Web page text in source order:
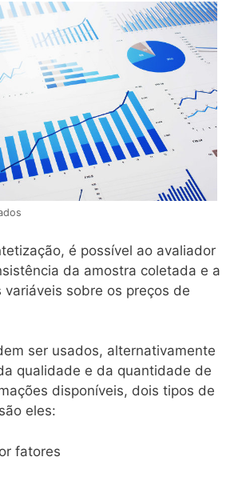
é possível ao avaliador
da amostra coletada e a
variáveis sobre os preços de
ser usados, alternativamente
qualidade e da quantidade de
disponíveis, dois tipos de
eles:
fatores